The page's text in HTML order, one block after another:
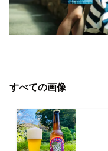
すべての画像